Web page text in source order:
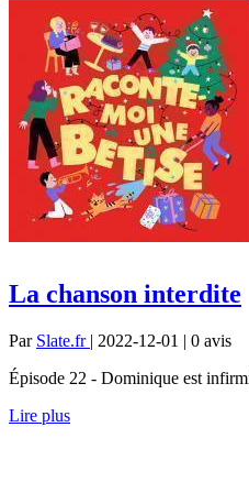
La chanson interdite
Par Slate.fr | 2022-12-01 | 0 avis
Épisode 22 - Dominique est
Lire plus